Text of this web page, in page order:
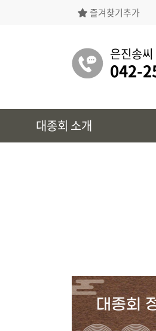
즐겨찾기추가
은진송
042-
대종회 소개
유래
시조 및 보관유리, 선대묘역을
대종회